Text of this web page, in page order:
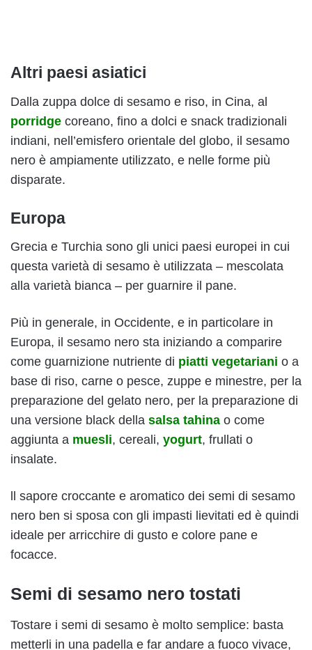
Altri paesi asiatici
Dalla zuppa dolce di sesamo e riso, in Cina, al
porridge coreano, fino a dolci e snack tradizionali
indiani, nell’emisfero orientale del globo, il sesamo
nero è ampiamente utilizzato, e nelle forme più
disparate.
Europa
Grecia e Turchia sono gli unici paesi europei in cui
questa varietà di sesamo è utilizzata – mescolata
alla varietà bianca – per guarnire il pane.
Più in generale, in Occidente, e in particolare in
Europa, il sesamo nero sta iniziando a comparire
come guarnizione nutriente di piatti vegetariani o a
base di riso, carne o pesce, zuppe e minestre, per la
preparazione del gelato nero, per la preparazione di
una versione black della salsa tahina o come
aggiunta a muesli, cereali, yogurt, frullati o
insalate.
ll sapore croccante e aromatico dei semi di sesamo
nero ben si sposa con gli impasti lievitati ed è quindi
ideale per arricchire di gusto e colore pane e
focacce.
Semi di sesamo nero tostati
Tostare i semi di sesamo è molto semplice: basta
metterli in una padella e far andare a fuoco vivace,